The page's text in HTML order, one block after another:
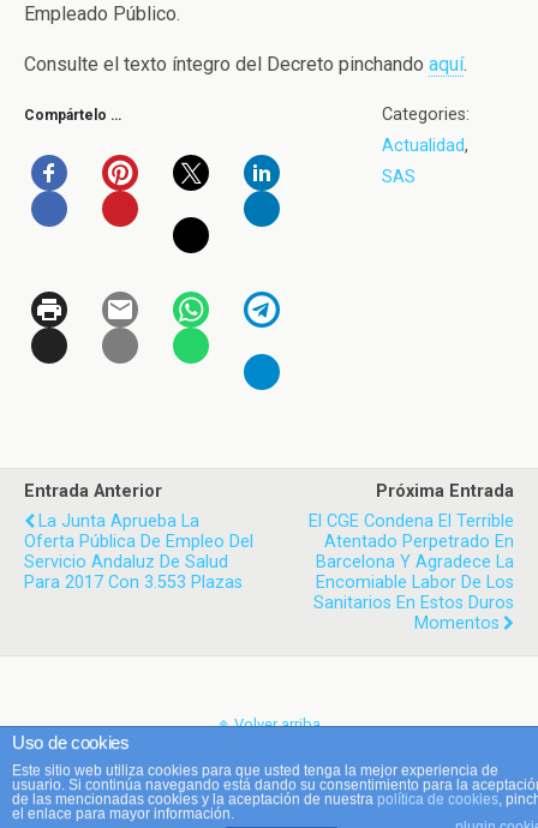
Empleado Público.
Consulte el texto íntegro del Decreto pinchando aquí.
Compártelo …
Categories:
Actualidad,
SAS
Entrada Anterior
La Junta Aprueba La
Oferta Pública De Empleo Del
Servicio Andaluz De Salud
Para 2017 Con 3.553 Plazas
Próxima Entrada
El CGE Condena El Terrible
Atentado Perpetrado En
Barcelona Y Agradece La
Encomiable Labor De Los
Sanitarios En Estos Duros
Momentos
Volver arriba
Móvil Escritorio
Uso de cookies
Este sitio web utiliza cookies para que usted tenga la mejor experiencia de
usuario. Si continúa navegando está dando su consentimiento para la
de las mencionadas cookies y la aceptación de nuestra política de cookies ,
el enlace para mayor información.